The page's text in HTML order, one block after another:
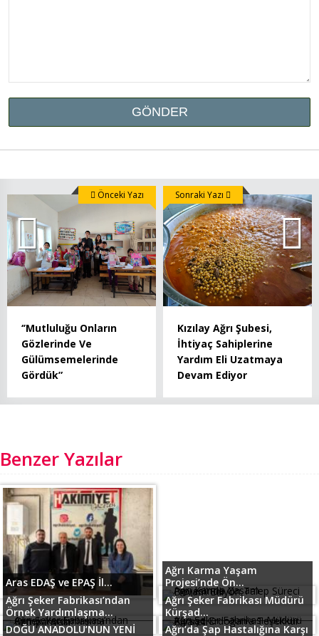
‘’Mutluluğu Onların
Gözlerinde Ve
Gülümsemelerinde
Gördük”
Önceki Yazı
Kızılay Ağrı Şubesi,
İhtiyaç Sahiplerine
Yardım Eli Uzatmaya
Devam Ediyor
Sonraki Yazı
Benzer Yazılar
Aras EDAŞ ve EPAŞ İl...
Ağrı Karma Yaşam
Projesi’nde Ön...
Ağrı Şeker Fabrikası’ndan
Örnek Yardımlaşma...
Ağrı Şeker Fabrikası Müdürü
Kürşad...
DOĞU ANADOLU’NUN YENİ
Ağrı’da Şap Hastalığına Karşı